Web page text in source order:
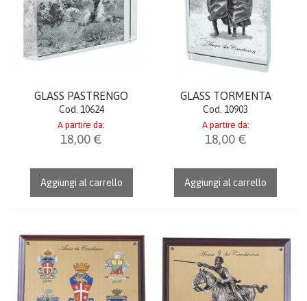
CATALOGO
AIUTO
GLASS PASTRENGO
Cod. 10624
A partire da:
18,00 €
Aggiungi al carrello
GLASS TORMENTA
Cod. 10903
A partire da:
18,00 €
Aggiungi al carrello